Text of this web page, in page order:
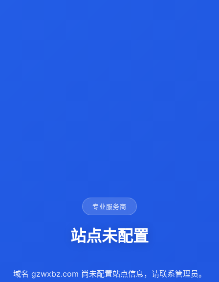
专业服务商
站点未配置
域名 gzwxbz.com 尚未配置站点信息，请联系管理员。